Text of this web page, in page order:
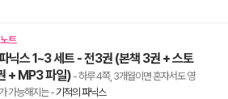
트
닉스 1~3 세트 - 전3권 (본책 3권 + 스토
+ MP3 파일) - 하루 4쪽, 3개월이면 혼자서도 영
가능해지는-기적의 파닉스